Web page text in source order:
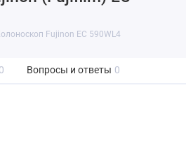
Fujinon EC 590WL4
0 Вопросы и ответы 0